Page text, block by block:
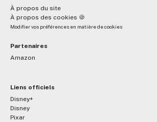
À propos du site
À propos des cookies 🍪
Modifier vos préférences en matière de cookies
Partenaires
Amazon
Liens officiels
Disney+
Disney
Pixar